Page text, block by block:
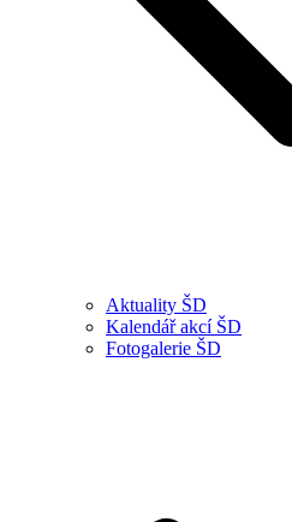
Aktuality ŠD
Kalendář akcí ŠD
Fotogalerie ŠD